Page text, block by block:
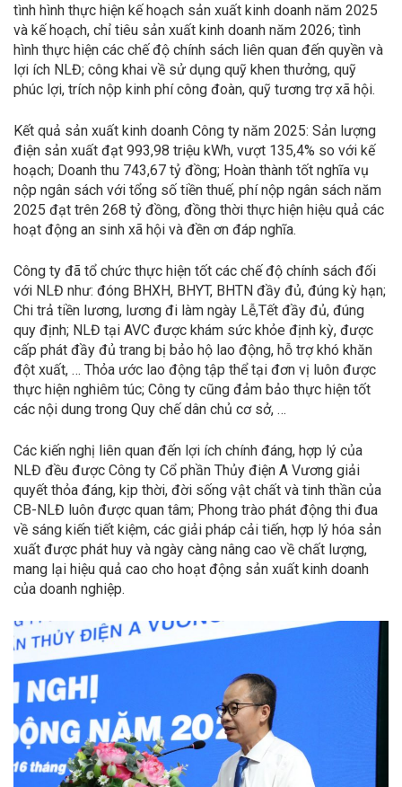
tình hình thực hiện kế hoạch sản xuất kinh doanh năm 2025
và kế hoạch, chỉ tiêu sản xuất kinh doanh năm 2026; tình
hình thực hiện các chế độ chính sách liên quan đến quyền và
lợi ích NLĐ; công khai về sử dụng quỹ khen thưởng, quỹ
phúc lợi, trích nộp kinh phí công đoàn, quỹ tương trợ xã hội.
Kết quả sản xuất kinh doanh Công ty năm 2025: Sản lượng
điện sản xuất đạt 993,98 triệu kWh, vượt 135,4% so với kế
hoạch; Doanh thu 743,67 tỷ đồng; Hoàn thành tốt nghĩa vụ
nộp ngân sách với tổng số tiền thuế, phí nộp ngân sách năm
2025 đạt trên 268 tỷ đồng, đồng thời thực hiện hiệu quả các
hoạt động an sinh xã hội và đền ơn đáp nghĩa.
Công ty đã tổ chức thực hiện tốt các chế độ chính sách đối
với NLĐ như: đóng BHXH, BHYT, BHTN đầy đủ, đúng kỳ hạn;
Chi trả tiền lương, lương đi làm ngày Lễ,Tết đầy đủ, đúng
quy định; NLĐ tại AVC được khám sức khỏe định kỳ, được
cấp phát đầy đủ trang bị bảo hộ lao động, hỗ trợ khó khăn
đột xuất, … Thỏa ước lao động tập thể tại đơn vị luôn được
thực hiện nghiêm túc; Công ty cũng đảm bảo thực hiện tốt
các nội dung trong Quy chế dân chủ cơ sở, …
Các kiến nghị liên quan đến lợi ích chính đáng, hợp lý của
NLĐ đều được Công ty Cổ phần Thủy điện A Vương giải
quyết thỏa đáng, kịp thời, đời sống vật chất và tinh thần của
CB-NLĐ luôn được quan tâm; Phong trào phát động thi đua
về sáng kiến tiết kiệm, các giải pháp cải tiến, hợp lý hóa sản
xuất được phát huy và ngày càng nâng cao về chất lượng,
mang lại hiệu quả cao cho hoạt động sản xuất kinh doanh
của doanh nghiệp.